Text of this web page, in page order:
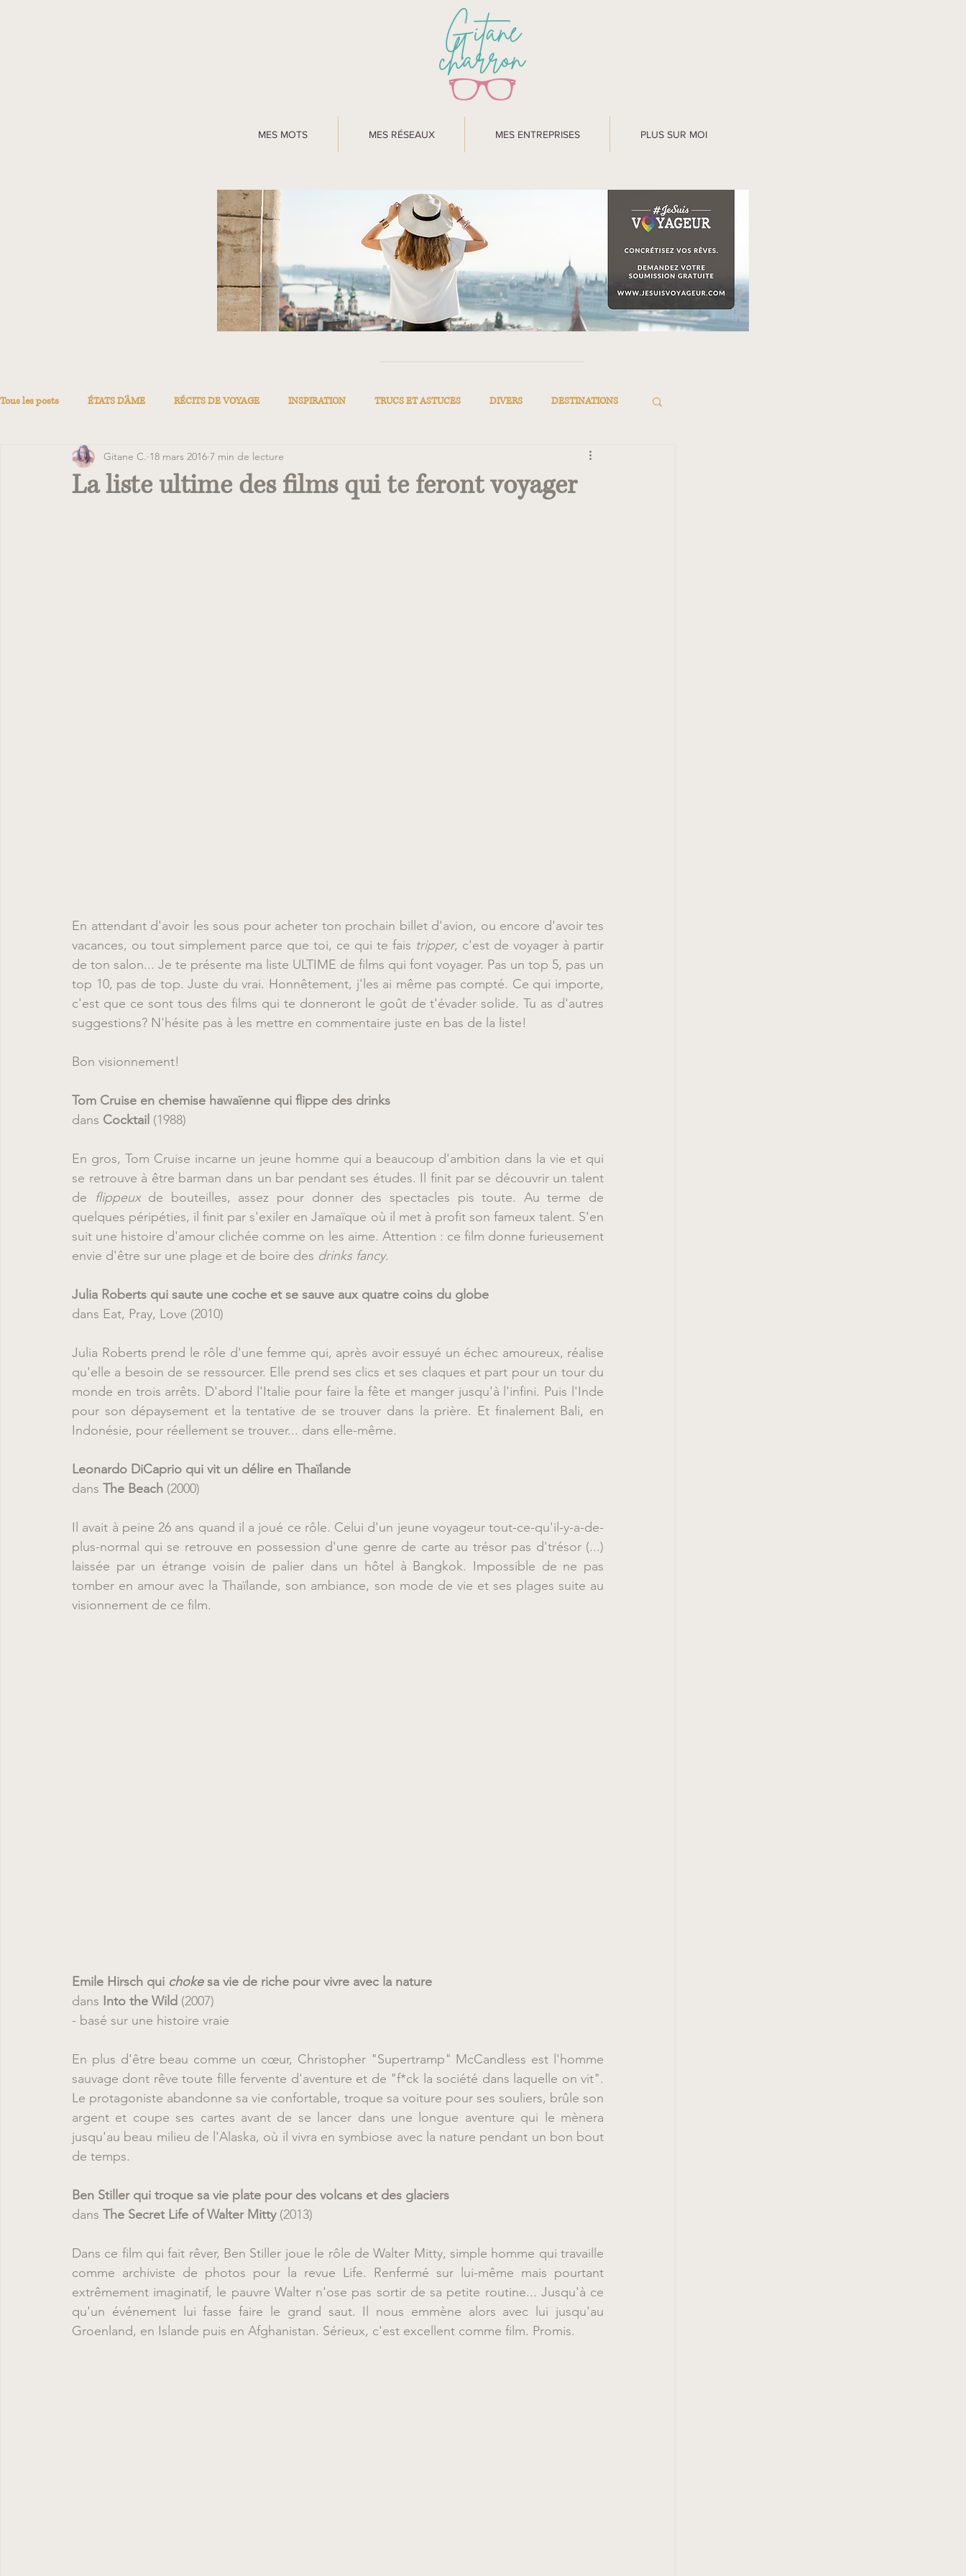
MES MOTS MES RÉSEAUX MES ENTREPRISES PLUS SUR MOI
Tous les posts ÉTATS D'ÂME RÉCITS DE VOYAGE INSPIRATION TRUCS ET ASTUCES DIVERS DESTINATIONS
La liste ultime des films qui te feront voyager
Gitane C. 18 mars 2016 7 min de lecture
En attendant d'avoir les sous pour acheter ton prochain billet d'avion, ou encore d'avoir tes
vacances, ou tout simplement parce que toi, ce qui te fais tripper, c'est de voyager à partir
de ton salon... Je te présente ma liste ULTIME de films qui font voyager. Pas un top 5, pas un
top 10, pas de top. Juste du vrai. Honnêtement, j'les ai même pas compté. Ce qui importe,
c'est que ce sont tous des films qui te donneront le goût de t'évader solide. Tu as d'autres
suggestions? N'hésite pas à les mettre en commentaire juste en bas de la liste!
Bon visionnement!
Tom Cruise en chemise hawaïenne qui flippe des drinks
dans Cocktail (1988)
En gros, Tom Cruise incarne un jeune homme qui a beaucoup d'ambition dans la vie et qui
se retrouve à être barman dans un bar pendant ses études. Il finit par se découvrir un talent
de
flippeux de bouteilles, assez pour donner des spectacles pis toute. Au terme de
quelques péripéties, il finit par s'exiler en Jamaïque où il met à profit son fameux talent. S'en
suit une histoire d'amour clichée comme on les aime. Attention : ce film donne furieusement
envie d'être sur une plage et de boire des drinks fancy.
Julia Roberts qui saute une coche et se sauve aux quatre coins du globe
dans Eat, Pray, Love (2010)
Julia Roberts prend le rôle d'une femme qui, après avoir essuyé un échec amoureux, réalise
qu'elle a besoin de se ressourcer. Elle prend ses clics et ses claques et part pour un tour du
monde en trois arrêts. D'abord l'Italie pour faire la fête et manger jusqu'à l'infini. Puis l'Inde
pour son dépaysement et la tentative de se trouver dans la prière. Et finalement Bali, en
Indonésie, pour réellement se trouver... dans elle-même.
Leonardo DiCaprio qui vit un délire en Thaïlande
dans The Beach (2000)
Il avait à peine 26 ans quand il a joué ce rôle. Celui d'un jeune voyageur tout-ce-qu'il-y-a-de-
plus-normal qui se retrouve en possession d'une genre de carte au trésor pas d'trésor (...)
laissée par un étrange voisin de palier dans un hôtel à Bangkok. Impossible de ne pas
tomber en amour avec la Thaïlande, son ambiance, son mode de vie et ses plages suite au
visionnement de ce film.
Emile Hirsch qui choke sa vie de riche pour vivre avec la nature
dans Into the Wild (2007)
- basé sur une histoire vraie
En plus d'être beau comme un cœur, Christopher "Supertramp" McCandless est l'homme
sauvage dont rêve toute fille fervente d'aventure et de "f*ck la société dans laquelle on vit".
Le protagoniste abandonne sa vie confortable, troque sa voiture pour ses souliers, brûle son
argent et coupe ses cartes avant de se lancer dans une longue aventure qui le mènera
jusqu'au beau milieu de l'Alaska, où il vivra en symbiose avec la nature pendant un bon bout
de temps.
Ben Stiller qui troque sa vie plate pour des volcans et des glaciers
dans The Secret Life of Walter Mitty (2013)
Dans ce film qui fait rêver, Ben Stiller joue le rôle de Walter Mitty, simple homme qui travaille
comme archiviste de photos pour la revue Life. Renfermé sur lui-même mais pourtant
extrêmement imaginatif, le pauvre Walter n'ose pas sortir de sa petite routine... Jusqu'à ce
qu'un événement lui fasse faire le grand saut. Il nous emmène alors avec lui jusqu'au
Groenland, en Islande puis en Afghanistan. Sérieux, c'est excellent comme film. Promis.